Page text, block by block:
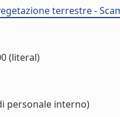
terrestre -
(literal)
personale interno)